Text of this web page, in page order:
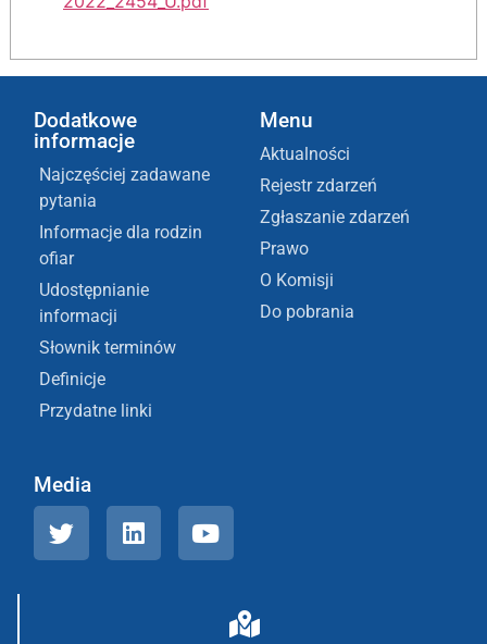
Dodatkowe
informacje
Najczęściej zadawane
pytania
Informacje dla rodzin
ofiar
Udostępnianie
informacji
Słownik terminów
Definicje
Przydatne linki
Menu
Aktualności
Rejestr zdarzeń
Zgłaszanie zdarzeń
Prawo
O Komisji
Do pobrania
Media